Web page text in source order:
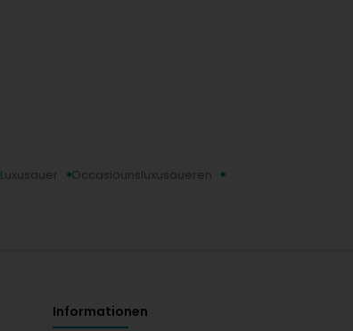
Luxusauer Occasiounsluxusaueren
Informationen